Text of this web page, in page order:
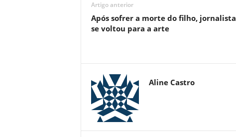
Artigo anterior
Após sofrer a morte do filho, jornalista
se voltou para a arte
Aline Castro